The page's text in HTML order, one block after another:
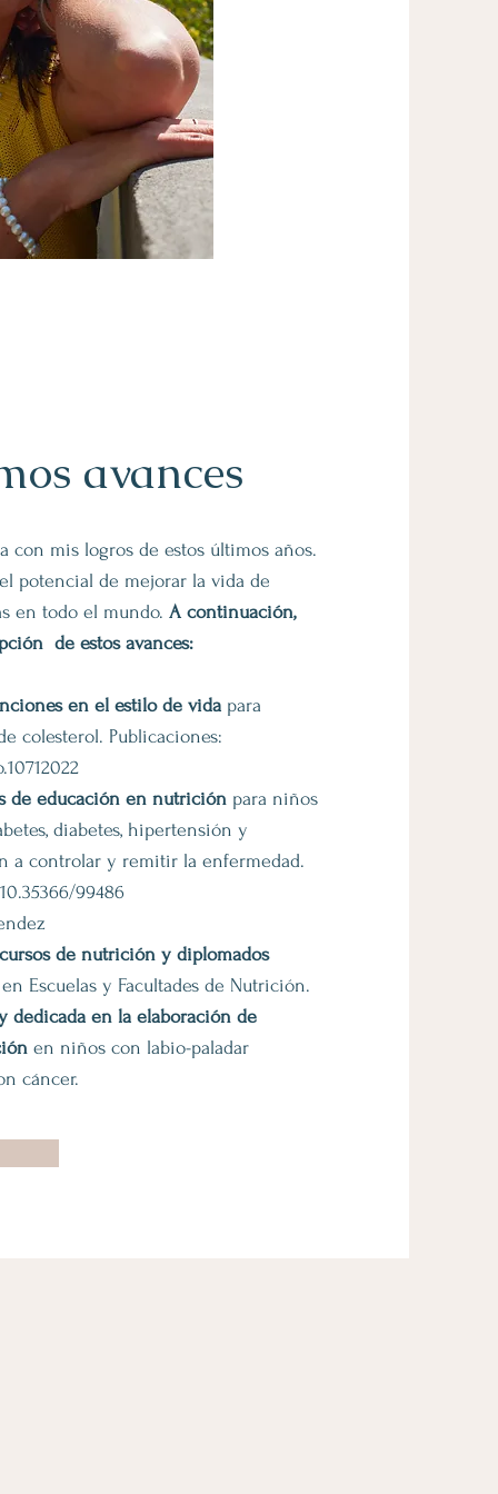
avances
con mis logros de estos últimos años.
potencial de mejorar la vida de
en todo el mundo. A continuación,
de estos avances:
en el estilo de vida para
colesterol. Publicaciones:
de educación en nutrición para niños
diabetes, hipertensión y
a controlar y remitir la enfermedad.
99486
de nutrición y diplomados
Escuelas y Facultades de Nutrición.
dedicada en la elaboración de
en niños con labio-paladar
cáncer.